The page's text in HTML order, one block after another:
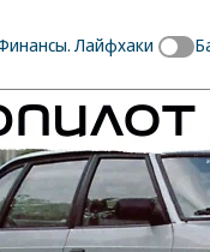
Лайфхаки